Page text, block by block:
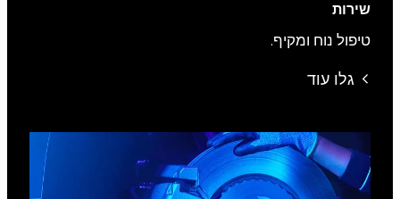
שירות
טיפול נוח ומקיף.
גלו עוד